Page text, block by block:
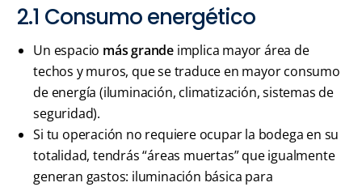
2.1 Consumo energético
Un espacio más grande implica mayor área de
techos y muros, que se traduce en mayor consumo
de energía (iluminación, climatización, sistemas de
seguridad).
Si tu operación no requiere ocupar la bodega en su
totalidad, tendrás “áreas muertas” que igualmente
generan gastos: iluminación básica para